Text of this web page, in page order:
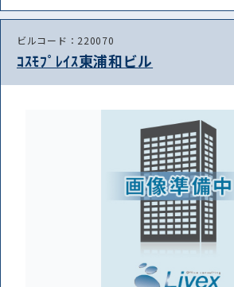
ビルコード：220070
ｺｽﾓﾌﾟﾚｲｽ東浦和ビル